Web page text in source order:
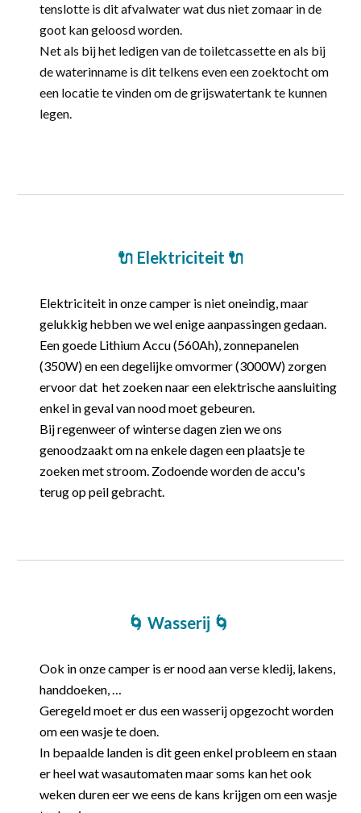
tenslotte is dit afvalwater wat dus niet zomaar in de
goot kan geloosd worden.
Net als bij het ledigen van de toiletcassette en als bij
de waterinname is dit telkens even een zoektochtom
een locatie te vinden om de grijswatertank te kunnen
legen.
🔌 Elektriciteit 🔌
Elektriciteit inonzecamper is niet oneindig, maar
gelukkig hebben we wel enige aanpassingen gedaan.
Een goede Lithium Accu (560Ah), zonnepanelen
(350W) en een degelijke omvormer(3000W) zorgen
ervoor dat het zoeken naar een elektrische aansluiting
enkel in geval van nood moet gebeuren.
Bij regenweer of winterse dagen zien we ons
genoodzaaktom na enkele dagen een plaatsje te
zoeken met stroom. Zodoende worden de accu's
terug op peil gebracht.
🌀 Wasserij 🌀
Ook inonzecamper is er nood aan verse kledij, lakens,
handdoeken, …
Geregeld moet er dus een wasserij opgezocht worden
om een wasje te doen.
In bepaalde landen is dit geen enkel probleem en staan
er heel wat wasautomaten maar soms kan het ook
weken duren eerweeens de kans krijgenom een wasje